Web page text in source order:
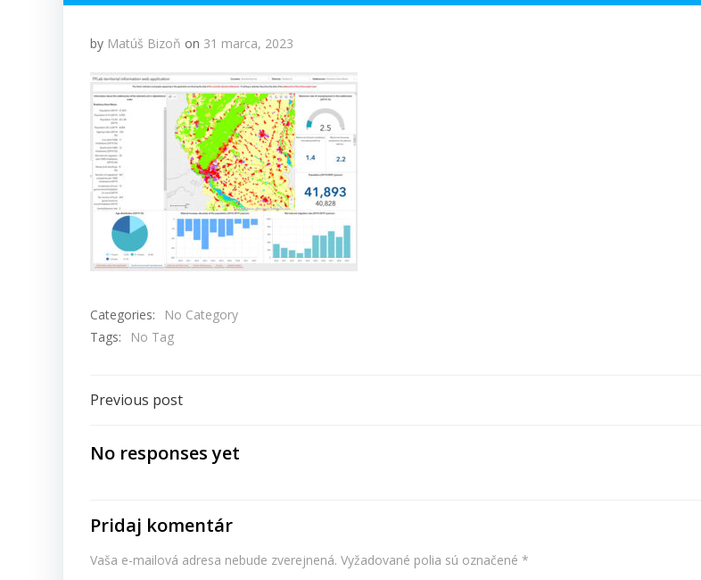
by Matúš Bizoň on 31 marca, 2023
Categories:
No Category
Tags:
No Tag
Navigácia
v
Previous post
No responses yet
Pridaj komentár
Vaša e-mailová adresa nebude zverejnená. Vyžadované polia sú označené *